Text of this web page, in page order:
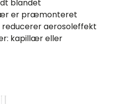
blandet
er præmonteret
aerosoleffekt
kapillær eller